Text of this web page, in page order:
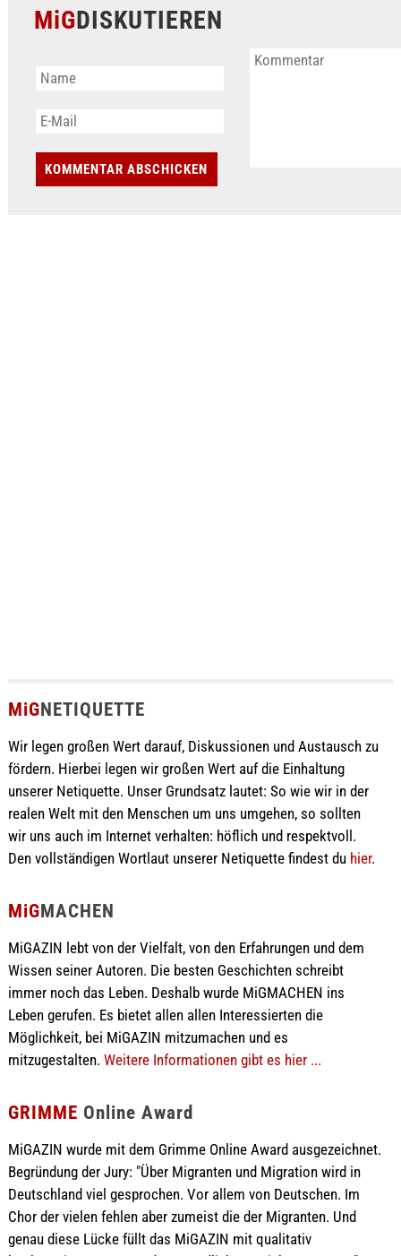
MiGDISKUTIEREN
MiGNETIQUETTE
Wir legen großen Wert darauf, Diskussionen und Austausch zu
fördern. Hierbei legen wir großen Wert auf die Einhaltung
unserer Netiquette. Unser Grundsatz lautet: So wie wir in der
realen Welt mit den Menschen um uns umgehen, so sollten
wir uns auch im Internet verhalten: höflich und respektvoll.
Den vollständigen Wortlaut unserer Netiquette findest du hier.
MiGMACHEN
MiGAZIN lebt von der Vielfalt, von den Erfahrungen und dem
Wissen seiner Autoren. Die besten Geschichten schreibt
immer noch das Leben. Deshalb wurde MiGMACHEN ins
Leben gerufen. Es bietet allen allen Interessierten die
Möglichkeit, bei MiGAZIN mitzumachen und es
mitzugestalten. Weitere Informationen gibt es hier ...
GRIMME Online Award
MiGAZIN wurde mit dem Grimme Online Award ausgezeichnet.
Begründung der Jury: "Über Migranten und Migration wird in
Deutschland viel gesprochen. Vor allem von Deutschen. Im
Chor der vielen fehlen aber zumeist die der Migranten. Und
genau diese Lücke füllt das MiGAZIN mit qualitativ